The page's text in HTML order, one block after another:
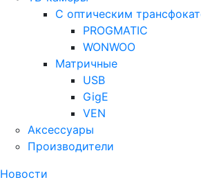
С оптическим
PROGMATIC
WONWOO
Матричные
USB
GigE
VEN
Аксессуары
Производители
Новости